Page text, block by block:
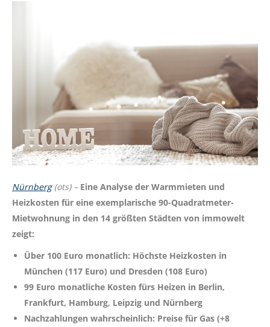
Nürnberg(ots) – Eine Analyse der Warmmieten und
Heizkosten für eine exemplarische 90-Quadratmeter-
Mietwohnung in den 14 größten Städten von immowelt
zeigt:
Über 100 Euro monatlich: Höchste Heizkosten in
München (117 Euro) und Dresden (108 Euro)
99 Euro monatliche Kosten fürs Heizen in Berlin,
Frankfurt, Hamburg, Leipzig und Nürnberg
Nachzahlungen wahrscheinlich: Preise für Gas (+8